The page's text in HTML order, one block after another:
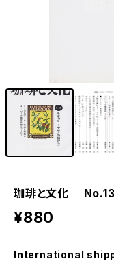
珈琲と文化
¥880
International